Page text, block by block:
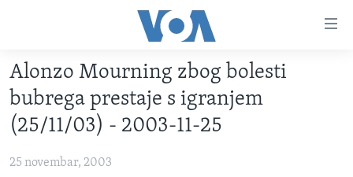
glavni
sadržaj
Pređi
na
glavnu
VIDEO
FOTOGRAFIJE DANA
VIJESTI
Alonzo Mourning zbog bolesti
bubrega prestaje s igranjem
(25/11/03) - 2003-11-25
25 novembar, 2003